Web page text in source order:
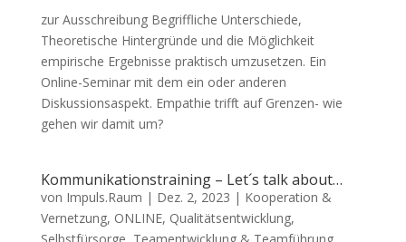
zur Ausschreibung Begriffliche Unterschiede,
Theoretische Hintergründe und die Möglichkeit
empirische Ergebnisse praktisch umzusetzen. Ein
Online-Seminar mit dem ein oder anderen
Diskussionsaspekt. Empathie trifft auf Grenzen- wie
gehen wir damit um?
Kommunikationstraining – Let´s talk about…
von Impuls.Raum | Dez. 2, 2023 | Kooperation &
Vernetzung, ONLINE, Qualitätsentwicklung,